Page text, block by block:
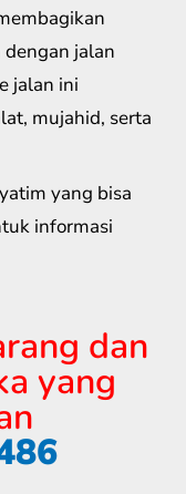
jalan
jalan ini
mujahid, serta
yang bisa
informasi
dan
yang